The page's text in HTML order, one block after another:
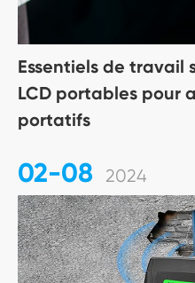
Essentiels de travail
LCD portables pour
portatifs
02-08 2024